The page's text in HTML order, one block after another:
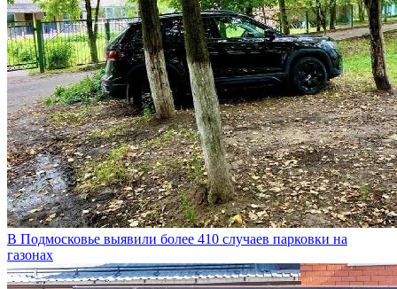
В Подмосковье выявили более 410 случаев парковки на
газонах